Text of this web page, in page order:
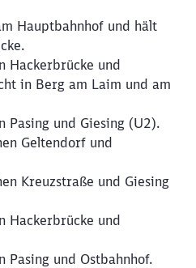
Hauptbahnhof und hält
Hackerbrücke und
in Berg am Laim und am
Pasing und Giesing (U2).
Geltendorf und
Kreuzstraße und Giesing
Hackerbrücke und
Pasing und Ostbahnhof.